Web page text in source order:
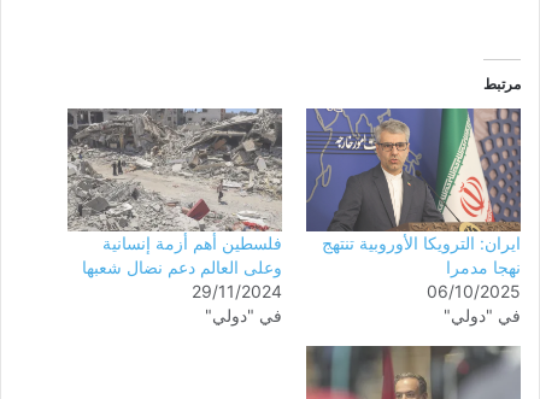
مرتبط
ايران: الترويكا الأوروبية تنتهج
نهجا مدمرا
06/10/2025
في "دولي"
فلسطين أهم أزمة إنسانية
وعلى العالم دعم نضال شعبها
29/11/2024
في "دولي"